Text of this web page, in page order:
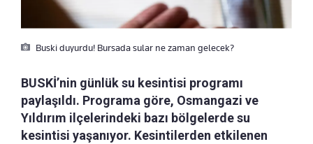
Buski duyurdu! Bursada sular ne zaman gelecek?
BUSKİ’nin günlük su kesintisi programı
paylaşıldı. Programa göre, Osmangazi ve
Yıldırım ilçelerindeki bazı bölgelerde su
kesintisi yaşanıyor. Kesintilerden etkilenen